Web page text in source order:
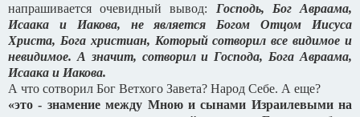
напрашивается очевидный вывод: Господь, Бог Авраама,
Исаака и Иакова, не является Богом Отцом Иисуса
Христа, Бога христиан, Который сотворил все видимое и
невидимое. А значит, сотворил и Господа, Бога Авраама,
Исаака и Иакова.
А что сотворил Бог Ветхого Завета? Народ Себе. А еще?
«это - знамение между Мною и сынами Израилевыми на